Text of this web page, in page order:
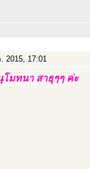
2015, 17:01
โมทนา สาธุๆๆ ค่ะ